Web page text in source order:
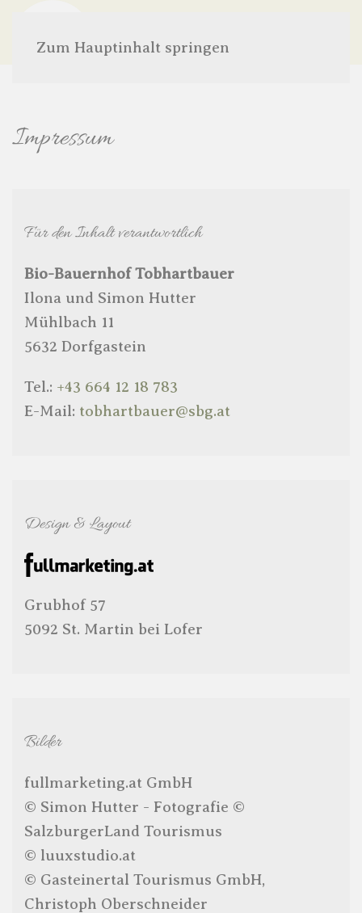
Zum Hauptinhalt springen
Impressum
Für den Inhalt verantwortlich
Bio-Bauernhof Tobhartbauer
Ilona und Simon Hutter
Mühlbach 11
5632 Dorfgastein
Tel.: +43 664 12 18 783
E-Mail: tobhartbauer@sbg.at
Design & Layout
Grubhof 57
5092 St. Martin bei Lofer
Bilder
fullmarketing.at GmbH
© Simon Hutter - Fotografie ©
SalzburgerLand Tourismus
© luuxstudio.at
© Gasteinertal Tourismus GmbH,
Christoph Oberschneider